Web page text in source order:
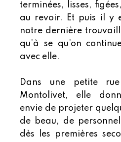
terminées, lisses,
au revoir. Et puis il y
notre dernière
qu’à se qu’on
avec elle.
Dans une petite
Montolivet, elle
envie de projeter
de beau, de
dès les premières